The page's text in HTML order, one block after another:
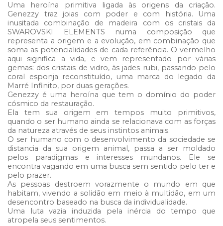
Uma heroína primitiva ligada às origens da criação.
Genezzy traz joias com poder e com história. Uma
inusitada combinação de madeira com os cristais da
SWAROVSKI ELEMENTS numa composição que
representa a origem e a evolução, em combinação que
soma as potencialidades de cada referência. O vermelho
aqui significa a vida, e vem representado por várias
gemas: dos cristais de vidro, às jades rubi, passando pelo
coral esponja reconstituído, uma marca do legado da
Marré Infinito, por duas gerações.
Genezzy é uma heroína que tem o domínio do poder
cósmico da restauração.
Ela tem sua origem em tempos muito primitivos,
quando o ser humano ainda se relacionava com as forças
da natureza através de seus instintos animais.
O ser humano com o desenvolvimento da sociedade se
distancia da sua origem animal, passa a ser moldado
pelos paradigmas e interesses mundanos. Ele se
encontra vagando em uma busca sem sentido pelo ter e
pelo prazer.
As pessoas destroem vorazmente o mundo em que
habitam, vivendo a solidão em meio à multidão, em um
desencontro baseado na busca da individualidade.
Uma luta vazia induzida pela inércia do tempo que
atropela seus sentimentos.